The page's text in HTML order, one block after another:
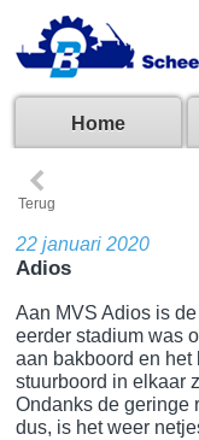
Home
‹
Terug
22 januari 2020
Adios
Aan MVS Adios is
eerder stadium was
aan bakboord en
stuurboord in elkaar
Ondanks de geringe
dus, is het weer